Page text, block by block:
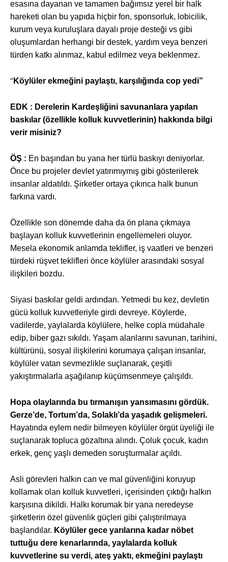
esasına dayanan ve tamamen bağımsız yerel bir halk
hareketi olan bu yapıda hiçbir fon, sponsorluk, lobicilik,
kurum veya kuruluşlara dayalı proje desteği vs gibi
oluşumlardan herhangi bir destek, yardım veya benzeri
türden katkı alınmaz, kabul edilmez veya beklenmez.
“Köylüler ekmeğini paylaştı, karşılığında cop yedi”
EDK : Derelerin Kardeşliğini savunanlara yapılan
baskılar (özellikle kolluk kuvvetlerinin) hakkında bilgi
verir misiniz?
ÖŞ : En başından bu yana her türlü baskıyı deniyorlar.
Önce bu projeler devlet yatırımıymış gibi gösterilerek
insanlar aldatıldı. Şirketler ortaya çıkınca halk bunun
farkına vardı.
Özellikle son dönemde daha da ön plana çıkmaya
başlayan kolluk kuvvetlerinin engellemeleri oluyor.
Mesela ekonomik anlamda teklifler, iş vaatleri ve benzeri
türdeki rüşvet teklifleri önce köylüler arasındaki sosyal
ilişkileri bozdu.
Siyasi baskılar geldi ardından. Yetmedi bu kez, devletin
gücü kolluk kuvvetleriyle girdi devreye. Köylerde,
vadilerde, yaylalarda köylülere, helke copla müdahale
edip, biber gazı sıkıldı. Yaşam alanlarını savunan, tarihini,
kültürünü, sosyal ilişkilerini korumaya çalışan insanlar,
köylüler vatan sevmezlikle suçlanarak, çeşitli
yakıştırmalarla aşağılanıp küçümsenmeye çalışıldı.
Hopa olaylarında bu tırmanışın yansımasını gördük.
Gerze’de, Tortum’da, Solaklı’da yaşadık gelişmeleri.
Hayatında eylem nedir bilmeyen köylüler örgüt üyeliği ile
suçlanarak topluca gözaltına alındı. Çoluk çocuk, kadın
erkek, genç yaşlı demeden soruşturmalar açıldı.
Asli görevleri halkın can ve mal güvenliğini koruyup
kollamak olan kolluk kuvvetleri, içerisinden çıktığı halkın
karşısına dikildi. Halkı korumak bir yana neredeyse
şirketlerin özel güvenlik güçleri gibi çalıştırılmaya
başlandılar. Köylüler gece yarılarına kadar nöbet
tuttuğu dere kenarlarında, yaylalarda kolluk
kuvvetlerine su verdi, ateş yaktı, ekmeğini paylaştı